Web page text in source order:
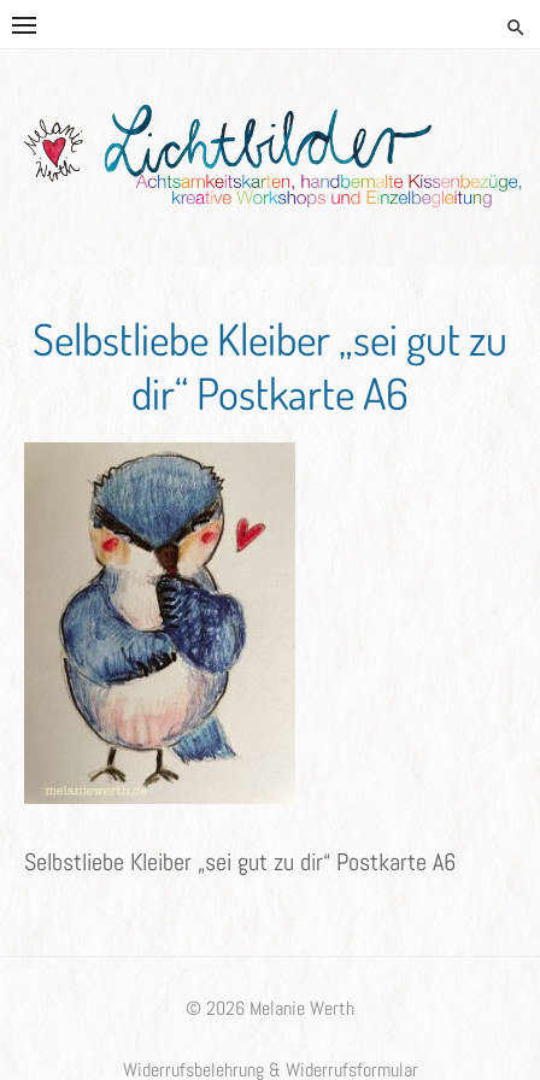
Skip
HANDGEMALTE KISSEN UND
KREATIVE BEGLEITUNG
Selbstliebe Kleiber „sei gut zu
dir“ Postkarte A6
Selbstliebe Kleiber „sei gut zu dir“ Postkarte A6
© 2026 Melanie Werth
Widerrufsbelehrung & Widerrufsformular